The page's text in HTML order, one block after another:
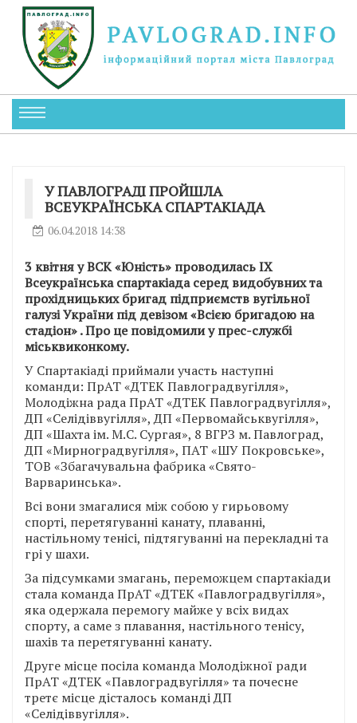
У ПАВЛОГРАДІ ПРОЙШЛА
ВСЕУКРАЇНСЬКА СПАРТАКІАДА
06.04.2018 14:38
3 квітня у ВСК «Юність» проводилась ІХ
Всеукраїнська спартакіада серед видобувних та
прохідницьких бригад підприємств вугільної
галузі України під девізом «Всією бригадою на
стадіон» . Про це повідомили у прес-службі
міськвиконкому.
У Спартакіаді приймали участь наступні
команди: ПрАТ «ДТЕК Павлоградвугілля»,
Молодіжна рада ПрАТ «ДТЕК Павлоградвугілля»,
ДП «Селідіввугілля», ДП «Первомайськвугілля»,
ДП «Шахта ім. М.С. Сургая», 8 ВГРЗ м. Павлоград,
ДП «Мирноградвугілля», ПАТ «ШУ Покровське»,
ТОВ «Збагачувальна фабрика «Свято-
Варваринська».
Всі вони змагалися між собою у гирьовому
спорті, перетягуванні канату, плаванні,
настільному тенісі, підтягуванні на перекладні та
грі у шахи.
За підсумками змагань, переможцем спартакіади
стала команда ПрАТ «ДТЕК «Павлоградвугілля»,
яка одержала перемогу майже у всіх видах
спорту, а саме з плавання, настільного тенісу,
шахів та перетягуванні канату.
Друге місце посіла команда Молодіжної ради
ПрАТ «ДТЕК «Павлоградвугілля» та почесне
третє місце дісталось команді ДП
«Селідіввугілля».